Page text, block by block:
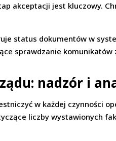
akceptacji jest kluczowy.
status dokumentów w
sprawdzanie komunikatów
nadzór i
w każdej czynności
liczby wystawionych